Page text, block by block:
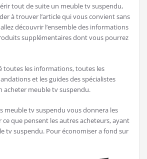
tout de suite un meuble tv suspendu,
à trouver l’article qui vous convient sans
découvrir l’ensemble des informations
supplémentaires dont vous pourrez
toutes les informations, toutes les
et les guides des spécialistes
acheter meuble tv suspendu.
meuble tv suspendu vous donnera les
que pensent les autres acheteurs, ayant
tv suspendu. Pour économiser a fond sur